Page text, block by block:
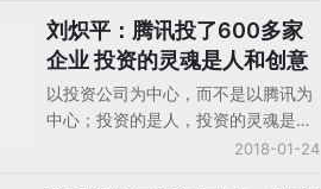
刘炽平：腾讯投了600多家
企业 投资的灵魂是人和创意
以投资公司为中心，而不是以腾讯为
中心；投资的是人，投资的灵魂是人
2018-01-24